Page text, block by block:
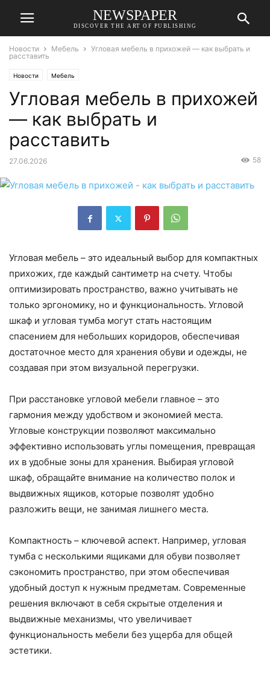
NEWSPAPER
DISCOVER THE ART OF PUBLISHING
Новости Мебель
Угловая мебель в прихожей — как выбрать и
расставить
Новости Мебель
Угловая мебель в прихожей
— как выбрать и
расставить
27.06.2026 58
Угловая мебель – это идеальный выбор для компактных
прихожих, где каждый сантиметр на счету. Чтобы
оптимизировать пространство, важно учитывать не
только эргономику, но и функциональность. Угловой
шкаф и угловая тумба могут стать настоящим
спасением для небольших коридоров, обеспечивая
достаточное место для хранения обуви и одежды, не
создавая при этом визуальной перегрузки.
При расстановке угловой мебели главное – это
гармония между удобством и экономией места.
Угловые конструкции позволяют максимально
эффективно использовать углы помещения, превращая
их в удобные зоны для хранения. Выбирая угловой
шкаф, обращайте внимание на количество полок и
выдвижных ящиков, которые позволят удобно
разложить вещи, не занимая лишнего места.
Компактность – ключевой аспект. Например, угловая
тумба с несколькими ящиками для обуви позволяет
сэкономить пространство, при этом обеспечивая
удобный доступ к нужным предметам. Современные
решения включают в себя скрытые отделения и
выдвижные механизмы, что увеличивает
функциональность мебели без ущерба для общей
эстетики.